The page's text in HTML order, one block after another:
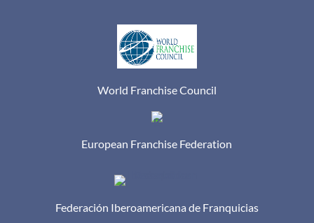
World Franchise Council
European Franchise Federation
Federación Iberoamericana de Franquicias